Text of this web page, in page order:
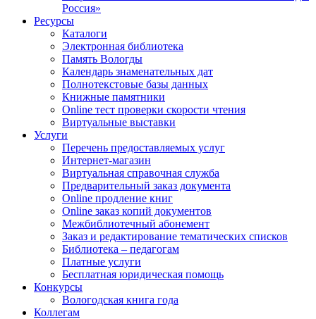
Россия»
Ресурсы
Каталоги
Электронная библиотека
Память Вологды
Календарь знаменательных дат
Полнотекстовые базы данных
Книжные памятники
Online тест проверки скорости чтения
Виртуальные выставки
Услуги
Перечень предоставляемых услуг
Интернет-магазин
Виртуальная справочная служба
Предварительный заказ документа
Online продление книг
Online заказ копий документов
Межбиблиотечный абонемент
Заказ и редактирование тематических списков
Библиотека – педагогам
Платные услуги
Бесплатная юридическая помощь
Конкурсы
Вологодская книга года
Коллегам